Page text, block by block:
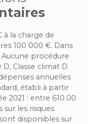
à la charge de
100 000 €. Dans
procédure
D, Classe climat D
annuelles
établi à partir
2021 : entre 610.00
les risques
disponibles sur